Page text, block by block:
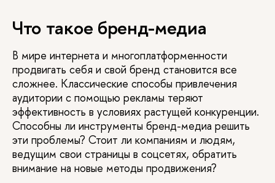
Что такое бренд-медиа
В мире интернета и многоплатформенности
продвигать себя и свой бренд становится все
сложнее. Классические способы привлечения
аудитории с помощью рекламы теряют
эффективность в условиях растущей конкуренции.
Способны ли инструменты бренд-медиа решить
эти проблемы? Стоит ли компаниям и людям,
ведущим свои страницы в соцсетях, обратить
внимание на новые методы продвижения?